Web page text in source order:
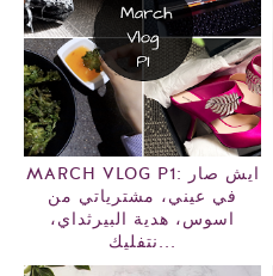
MARCH VLOG P1: ايش صار
في عيني، مشترياتي من
اسوس، هدية البيرثداي،
نتفليك...